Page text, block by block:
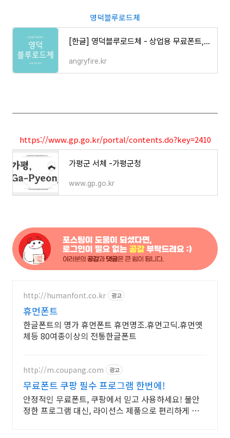
영덕블루로드체
[한글] 영덕블루로드체 - 상업용 무료폰트, 바로 다운로드 ⬇︎
angryfire.kr
https://www.gp.go.kr/portal/contents.do?key=2410
가평군 서체 -가평군청
www.gp.go.kr
http://humanfont.co.kr 광고
휴먼폰트
한글폰트의 명가 휴먼폰트 휴먼명조.휴먼고딕.휴먼옛
체등 80여종이상의 전통한글폰트
http://m.coupang.com 광고
무료폰트 쿠팡 필수 프로그램 한번에!
안정적인 무료폰트, 쿠팡에서 믿고 사용하세요! 불안
정한 프로그램 대신, 라이선스 제품으로 편리하게 시작